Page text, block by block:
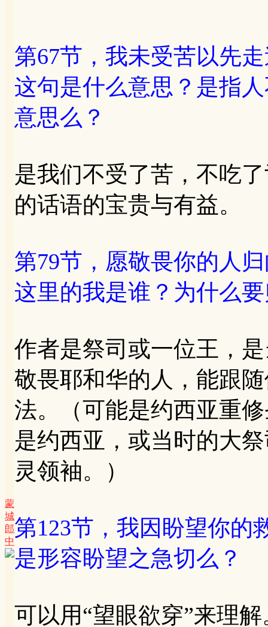
蒙
城
郎
中
第67节，我未受苦以先
这句是什么意思？是指
意思么？
是我们不受了苦，不吃
的话语的宝贵与有益。
第79节，愿敬畏你的人
这里的我是谁？为什么
作者是祭司或一位王，
敬畏耶和华的人，能跟
法。（可能是约西亚重
是约西亚，或当时的大
灵领袖。）
第123节，我因盼望你的
是形容盼望之急切么？
可以用“望眼欲穿”来理解